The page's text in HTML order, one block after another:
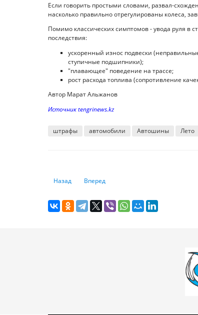
Если говорить простыми словами, развал-
насколько правильно отрегулированы колеса,
Помимо классических симптомов - увода руля в
последствия:
ускоренный износ подвески
ступичные подшипники);
"плавающее" поведение на трассе;
рост расхода топлива (сопротивление
Автор Марат Альжанов
Источник tengrinews.kz
штрафы автомобили Автошины Лето
Предыдущий: Из каких стран больше всего
Назад Следующий: Как казахстанцы
Вперед